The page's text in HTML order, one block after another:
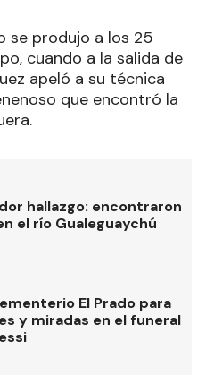
se produjo a los 25
cuando a la salida de
apeló a su técnica
que encontró la
hallazgo: encontraron
el río Gualeguaychú
El Prado para
y miradas en el funeral